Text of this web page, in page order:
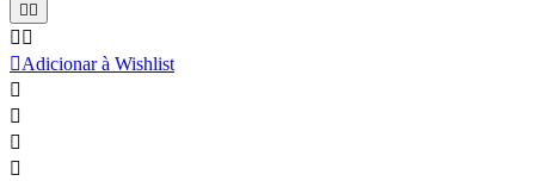
 
 
Adicionar à Wishlist



